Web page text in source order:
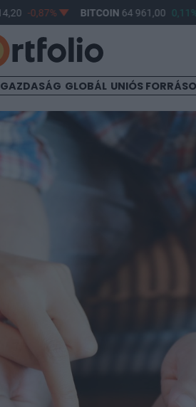
-0,87% BITCOIN64 961,00 0,11%
GAZDASÁG GLOBÁL UNIÓS